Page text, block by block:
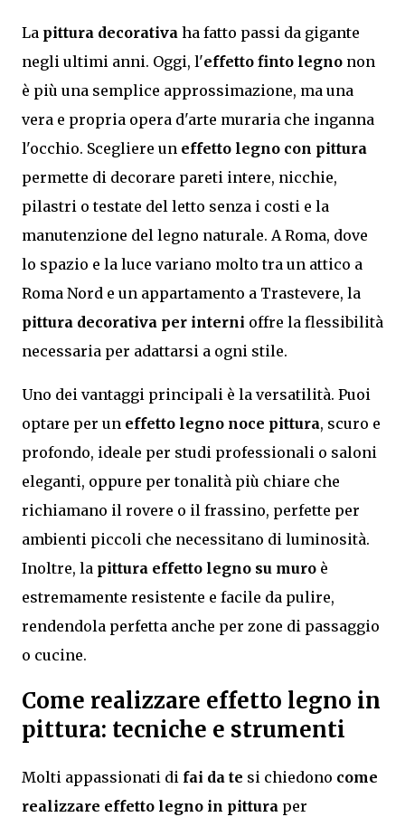
La pittura decorativa ha fatto passi da gigante
negli ultimi anni. Oggi, l'effetto finto legno non
è più una semplice approssimazione, ma una
vera e propria opera d'arte muraria che inganna
l'occhio. Scegliere un effetto legno con pittura
permette di decorare pareti intere, nicchie,
pilastri o testate del letto senza i costi e la
manutenzione del legno naturale. A Roma, dove
lo spazio e la luce variano molto tra un attico a
Roma Nord e un appartamento a Trastevere, la
pittura decorativa per interni offre la flessibilità
necessaria per adattarsi a ogni stile.
Uno dei vantaggi principali è la versatilità. Puoi
optare per un effetto legno noce pittura, scuro e
profondo, ideale per studi professionali o saloni
eleganti, oppure per tonalità più chiare che
richiamano il rovere o il frassino, perfette per
ambienti piccoli che necessitano di luminosità.
Inoltre, la pittura effetto legno su muro è
estremamente resistente e facile da pulire,
rendendola perfetta anche per zone di passaggio
o cucine.
Come realizzare effetto legno in
pittura: tecniche e strumenti
Molti appassionati di fai da te si chiedono come
realizzare effetto legno in pittura per